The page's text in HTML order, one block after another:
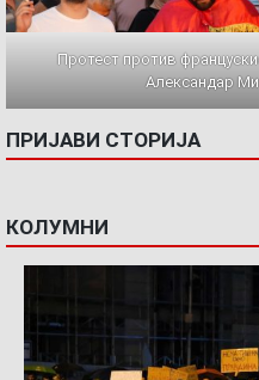
Протест против
Александар
ПРИЈАВИ СТОРИЈА
КОЛУМНИ